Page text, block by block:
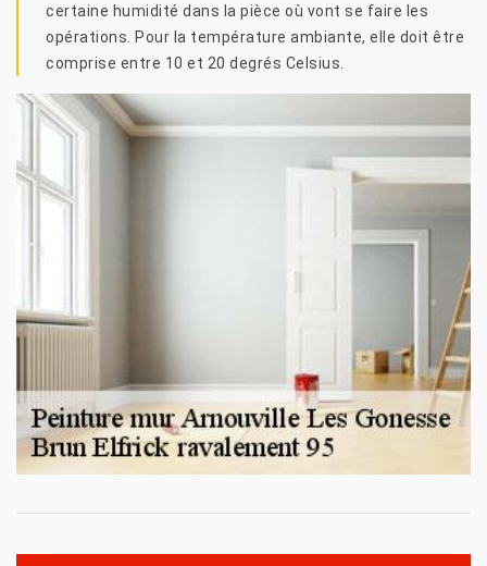
certaine humidité dans la pièce où vont se faire les
opérations. Pour la température ambiante, elle doit être
comprise entre 10 et 20 degrés Celsius.